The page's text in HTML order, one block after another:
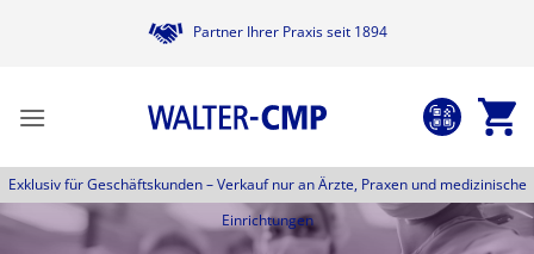
Partner Ihrer Praxis seit 1894
Exklusiv für Geschäftskunden –Verkauf nur an Ärzte, Praxen und medizinische
Einrichtungen